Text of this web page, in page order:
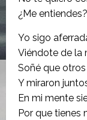
¿Me
Yo sigo
Viéndote de la
Soñé que
Y miraron
En mi mente
Por que tienes